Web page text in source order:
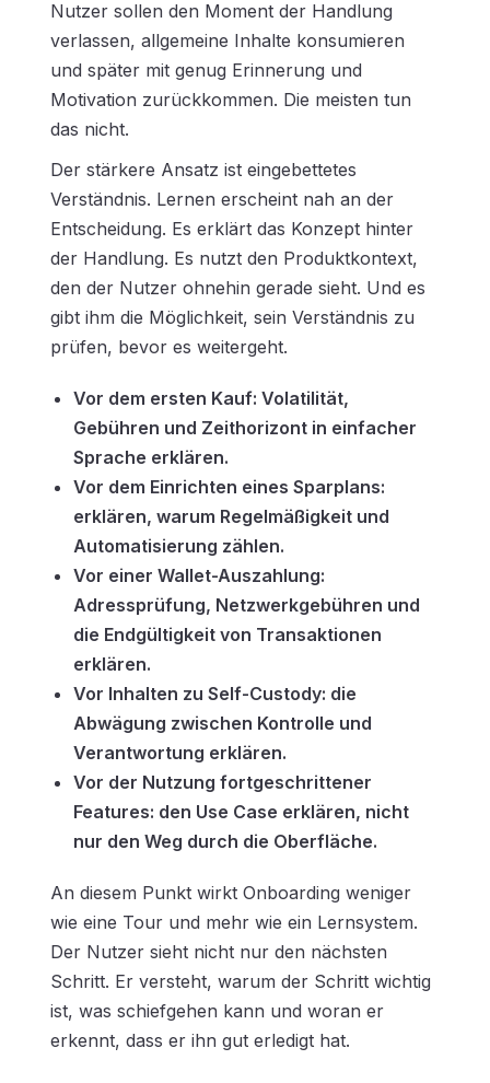
Nutzer sollen den Moment der Handlung
verlassen, allgemeine Inhalte konsumieren
und später mit genug Erinnerung und
Motivation zurückkommen. Die meisten tun
das nicht.
Der stärkere Ansatz ist eingebettetes
Verständnis. Lernen erscheint nah an der
Entscheidung. Es erklärt das Konzept hinter
der Handlung. Es nutzt den Produktkontext,
den der Nutzer ohnehin gerade sieht. Und es
gibt ihm die Möglichkeit, sein Verständnis zu
prüfen, bevor es weitergeht.
Vor dem ersten Kauf: Volatilität,
Gebühren und Zeithorizont in einfacher
Sprache erklären.
Vor dem Einrichten eines Sparplans:
erklären, warum Regelmäßigkeit und
Automatisierung zählen.
Vor einer Wallet-Auszahlung:
Adressprüfung, Netzwerkgebühren und
die Endgültigkeit von Transaktionen
erklären.
Vor Inhalten zu Self-Custody: die
Abwägung zwischen Kontrolle und
Verantwortung erklären.
Vor der Nutzung fortgeschrittener
Features: den Use Case erklären, nicht
nur den Weg durch die Oberfläche.
An diesem Punkt wirkt Onboarding weniger
wie eine Tour und mehr wie ein Lernsystem.
Der Nutzer sieht nicht nur den nächsten
Schritt. Er versteht, warum der Schritt wichtig
ist, was schiefgehen kann und woran er
erkennt, dass er ihn gut erledigt hat.